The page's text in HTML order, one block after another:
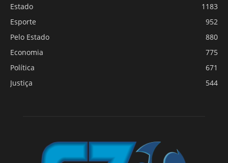
Estado
1183
Esporte
952
Pelo Estado
880
Economia
775
Política
671
Justiça
544